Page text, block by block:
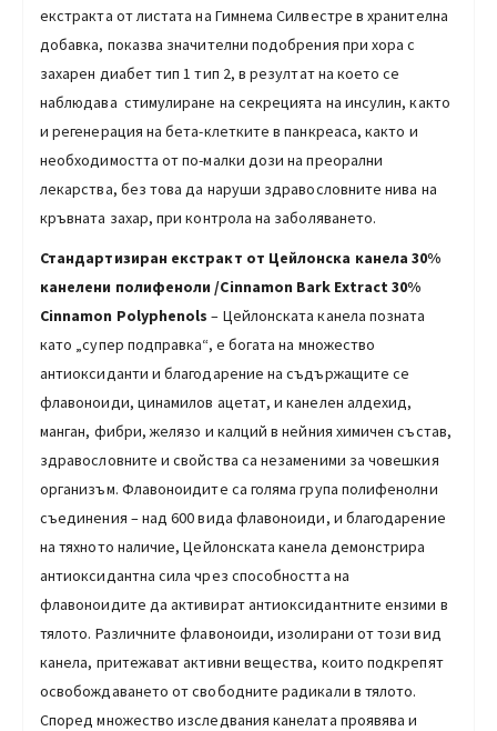
екстракта от листата на Гимнема Силвестре в хранителна
добавка, показва значителни подобрения при хора с
захарен диабет тип 1 тип 2, в резултат на което се
наблюдава стимулиране на секрецията на инсулин, както
и регенерация на бета-клетките в панкреаса, както и
необходимостта от по-малки дози на преорални
лекарства, без това да наруши здравословните нива на
кръвната захар, при контрола на заболяването.
Стандартизиран екстракт от Цейлонска канела 30%
канелени полифеноли /Cinnamon Bark Extract 30%
Cinnamon Polyphenols– Цейлонската канела позната
като „супер подправка“, е богата на множество
антиоксиданти и благодарение на съдържащите се
флавоноиди, цинамилов ацетат, и канелен алдехид,
манган, фибри, желязо и калций в нейния химичен състав,
здравословните и свойства са незаменими за човешкия
организъм. Флавоноидите са голяма група полифенолни
съединения – над 600 вида флавоноиди, и благодарение
на тяхното наличие, Цейлонската канела демонстрира
антиоксидантна сила чрез способността на
флавоноидите да активират антиоксидантните ензими в
тялото. Различните флавоноиди, изолирани от този вид
канела, притежават активни вещества, които подкрепят
освобождаването от свободните радикали в тялото.
Според множество изследвания канелата проявява и